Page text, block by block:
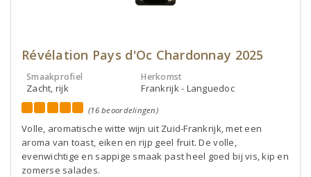
Révélation Pays d'Oc Chardonnay 2025
Smaakprofiel
Zacht, rijk
Herkomst
Frankrijk - Languedoc
(16 beoordelingen)
Volle, aromatische witte wijn uit Zuid-Frankrijk, met een
aroma van toast, eiken en rijp geel fruit. De volle,
evenwichtige en sappige smaak past heel goed bij vis, kip en
zomerse salades.